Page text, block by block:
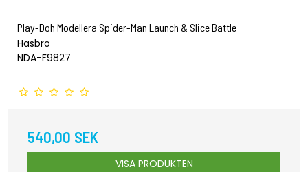
Play-Doh Modellera Spider-Man Launch & Slice Battle
Hasbro
NDA-F9827
540,00 SEK
VISA PRODUKTEN